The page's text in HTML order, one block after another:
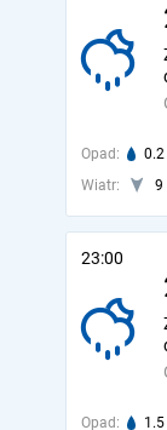
Opad:
Wiatr:
9
23:00
Opad: